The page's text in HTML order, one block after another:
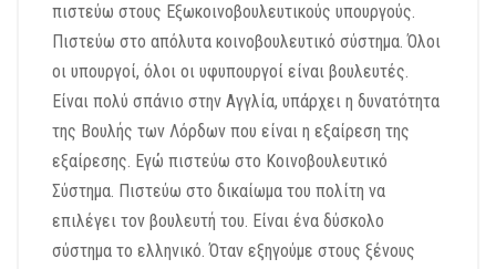
πιστεύω στους Εξωκοινοβουλευτικούς υπουργούς.
Πιστεύω στο απόλυτα κοινοβουλευτικό σύστημα. Όλοι
οι υπουργοί, όλοι οι υφυπουργοί είναι βουλευτές.
Είναι πολύ σπάνιο στην Αγγλία, υπάρχει η δυνατότητα
της Βουλής των Λόρδων που είναι η εξαίρεση της
εξαίρεσης. Εγώ πιστεύω στο Κοινοβουλευτικό
Σύστημα. Πιστεύω στο δικαίωμα του πολίτη να
επιλέγει τον βουλευτή του. Είναι ένα δύσκολο
σύστημα το ελληνικό. Όταν εξηγούμε στους ξένους